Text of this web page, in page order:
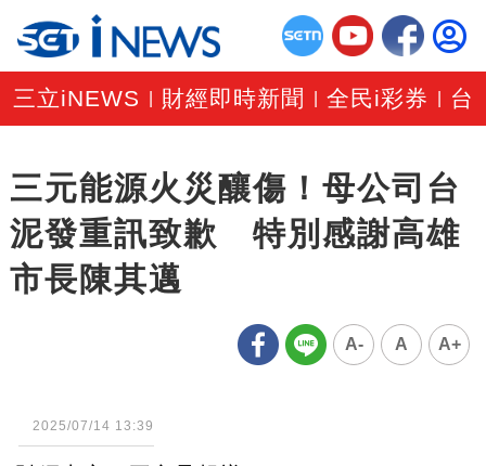
三立iNEWS 財經即時新聞 |全民i彩券 台
三元能源火災釀傷！母公司台
泥發重訊致歉 特別感謝高雄
市長陳其邁
A- A A+
2025/07/14 13:39